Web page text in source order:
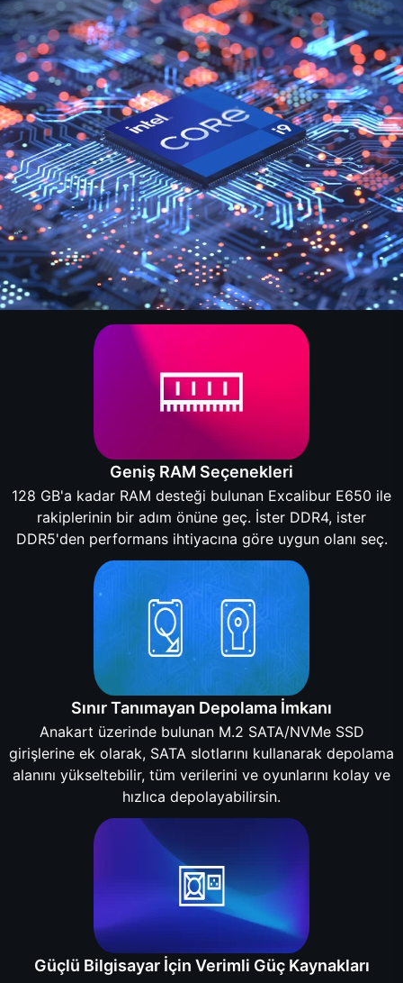
Geniş RAM Seçenekleri
128 GB'a kadar RAM desteği bulunan Excalibur E650 ile
rakiplerinin bir adım önüne geç. İster DDR4, ister
DDR5'den performans ihtiyacına göre uygun olanı seç.
Sınır Tanımayan Depolama İmkanı
Anakart üzerinde bulunan M.2 SATA/NVMe SSD
girişlerine ek olarak, SATA slotlarını kullanarak depolama
alanını yükseltebilir, tüm verilerini ve oyunlarını kolay ve
hızlıca depolayabilirsin.
Güçlü Bilgisayar İçin Verimli Güç Kaynakları